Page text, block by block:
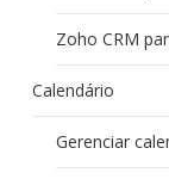
Zoho CRM
Calendário
Gerenciar